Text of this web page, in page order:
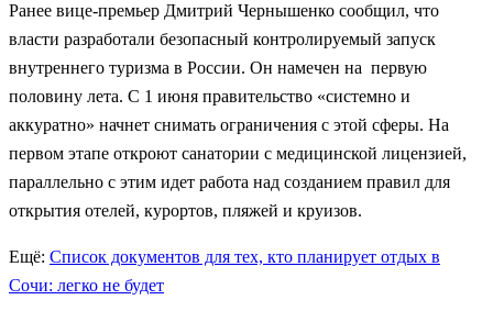
Ранее вице-премьер Дмитрий Чернышенко сообщил, что
власти разработали безопасный контролируемый запуск
внутреннего туризма в России. Он намечен на первую
половину лета. С 1 июня правительство «системно и
аккуратно» начнет снимать ограничения с этой сферы. На
первом этапе откроют санатории с медицинской лицензией,
параллельно с этим идет работа над созданием правил для
открытия отелей, курортов, пляжей и круизов.
Ещё: Список документов для тех, кто планирует отдых в
Сочи: легко не будет